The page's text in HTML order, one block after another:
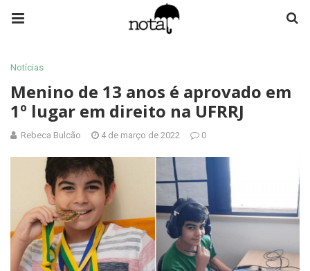
Notícias
Menino de 13 anos é aprovado em
1º lugar em direito na UFRRJ
Rebeca Bulcão 4 de março de 2022 0